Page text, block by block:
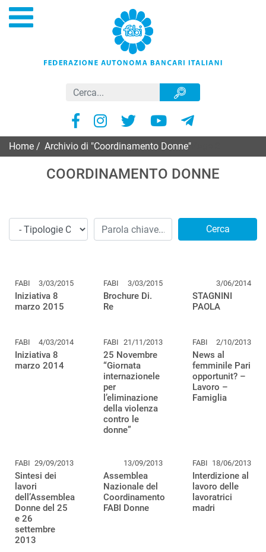
Home Archivio di "Coordinamento Donne"
COORDINAMENTO DONNE
Cerca
FABI 3/03/2015
Iniziativa 8
marzo 2015
FABI 3/03/2015
Brochure Di.
Re
3/06/2014
STAGNINI
PAOLA
FABI 4/03/2014
Iniziativa 8
marzo 2014
FABI 21/11/2013
25 Novembre
“Giornata
internazionele
per
l’eliminazione
della violenza
contro le
donne”
FABI 2/10/2013
News al
femminile Pari
opportunit? –
Lavoro –
Famiglia
FABI 29/09/2013
Sintesi dei
lavori
dell’Assemblea
Donne del 25
e 26
settembre
2013
13/09/2013
Assemblea
Nazionale del
Coordinamento
FABI Donne
FABI 18/06/2013
Interdizione al
lavoro delle
lavoratrici
madri